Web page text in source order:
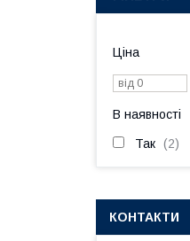
Ціна
В наявності
Так 2
КОНТАКТИ